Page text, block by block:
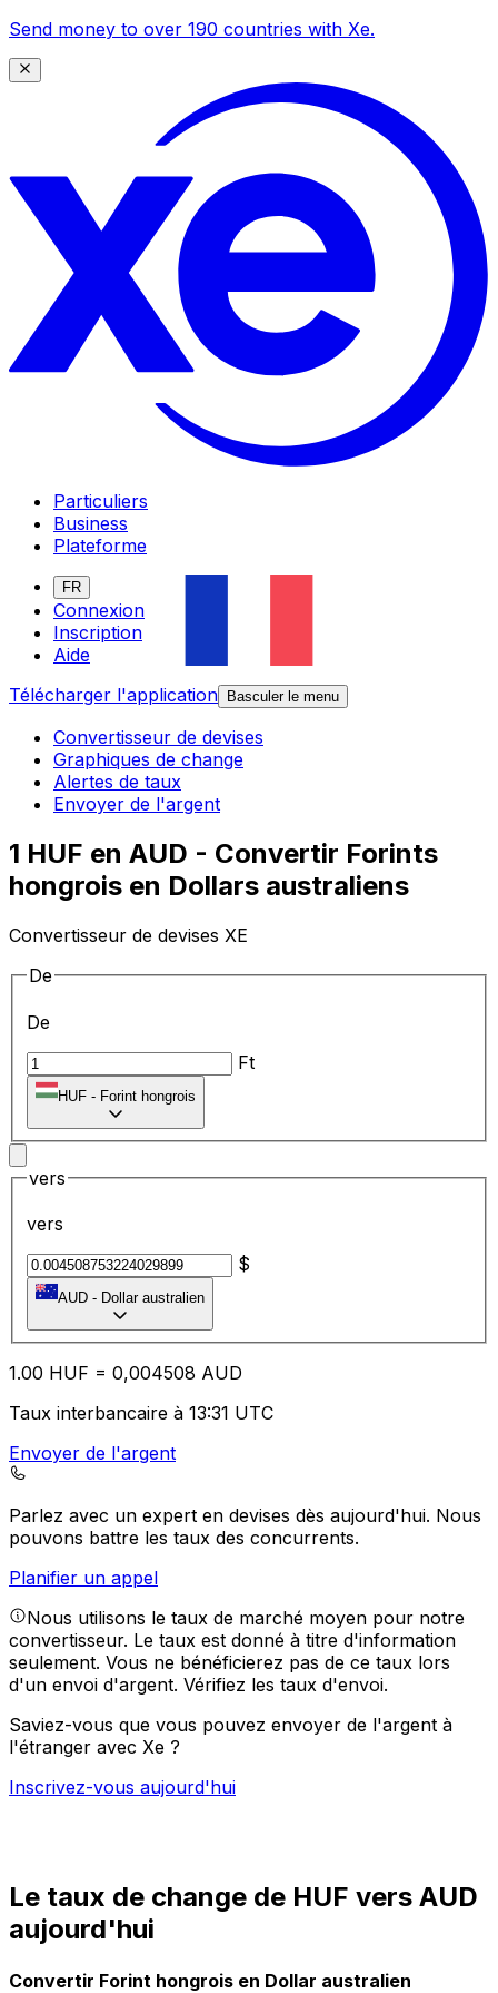
Send money to over 190 countries with Xe.
Particuliers
Business
Plateforme
FR
Connexion
Inscription
Aide
Télécharger l'application
Basculer le menu
Convertisseur de devises
Graphiques de change
Alertes de taux
Envoyer de l'argent
1 HUF en AUD - Convertir Forints
hongrois en Dollars australiens
Convertisseur de devises XE
De
De
Ft
HUF - Forint hongrois
vers
vers
$
AUD - Dollar australien
1.00 HUF = 0,004508 AUD
Taux interbancaire à 13:31 UTC
Envoyer de l'argent
Parlez avec un expert en devises dès aujourd'hui. Nous
pouvons battre les taux des concurrents.
Planifier un appel
Nous utilisons le taux de marché moyen pour notre
convertisseur. Le taux est donné à titre d'information
seulement. Vous ne bénéficierez pas de ce taux lors
d'un envoi d'argent. Vérifiez les taux d'envoi.
Saviez-vous que vous pouvez envoyer de l'argent à
l'étranger avec Xe ?
Inscrivez-vous aujourd'hui
Le taux de change de HUF vers AUD
aujourd'hui
Convertir Forint hongrois en Dollar australien